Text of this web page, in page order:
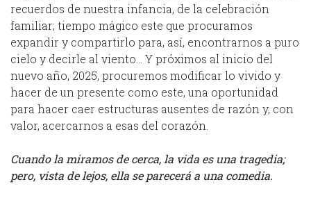
recuerdos de nuestra infancia, de la celebración
familiar; tiempo mágico este que procuramos
expandir y compartirlo para, así, encontrarnos a puro
cielo y decirle al viento… Y próximos al inicio del
nuevo año, 2025, procuremos modificar lo vivido y
hacer de un presente como este, una oportunidad
para hacer caer estructuras ausentes de razón y, con
valor, acercarnos a esas del corazón.
Cuando la miramos de cerca, la vida es una tragedia;
pero, vista de lejos, ella se parecerá a una comedia.